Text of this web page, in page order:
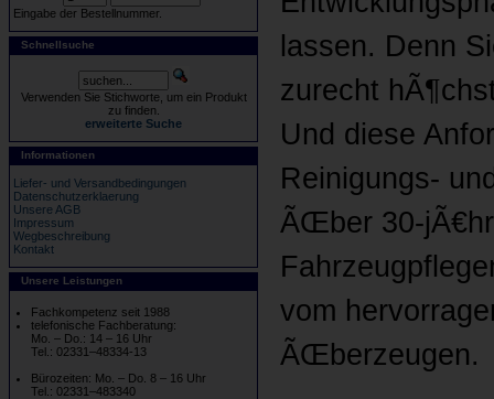
Eingabe der Bestellnummer.
Schnellsuche
Verwenden Sie Stichworte, um ein Produkt
zu finden.
erweiterte Suche
Informationen
Liefer- und Versandbedingungen
Datenschutzerklaerung
Unsere AGB
Impressum
Wegbeschreibung
Kontakt
Unsere Leistungen
Fachkompetenz seit 1988
telefonische Fachberatung:
Mo. – Do.: 14 – 16 Uhr
Tel.: 02331–48334-13
Bürozeiten: Mo. – Do. 8 – 16 Uhr
Tel.: 02331–483340
lassen. Denn
zurecht
Und diese
Reinigungs-
ÃŒber 30-
vom
ÃŒberzeugen.